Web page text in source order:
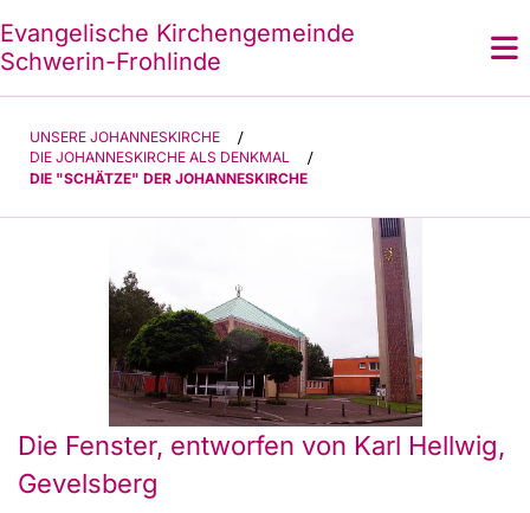
Evangelische Kirchengemeinde
Schwerin-Frohlinde
UNSERE JOHANNESKIRCHE /
DIE JOHANNESKIRCHE ALS DENKMAL /
DIE "SCHÄTZE" DER JOHANNESKIRCHE
Die Fenster, entworfen von Karl Hellwig,
Gevelsberg